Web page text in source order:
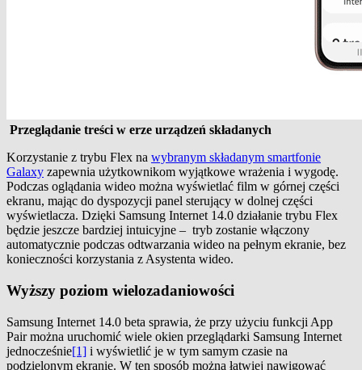
Przeglądanie treści w erze urządzeń składanych
Korzystanie z trybu Flex na wybranym składanym smartfonie
Galaxy zapewnia użytkownikom wyjątkowe wrażenia i wygodę.
Podczas oglądania wideo można wyświetlać film w górnej części
ekranu, mając do dyspozycji panel sterujący w dolnej części
wyświetlacza. Dzięki Samsung Internet 14.0 działanie trybu Flex
będzie jeszcze bardziej intuicyjne – tryb zostanie włączony
automatycznie podczas odtwarzania wideo na pełnym ekranie, bez
konieczności korzystania z Asystenta wideo.
Wyższy poziom wielozadaniowości
Samsung Internet 14.0 beta sprawia, że przy użyciu funkcji App
Pair można uruchomić wiele okien przeglądarki Samsung Internet
jednocześnie[1] i wyświetlić je w tym samym czasie na
podzielonym ekranie. W ten sposób można łatwiej nawigować